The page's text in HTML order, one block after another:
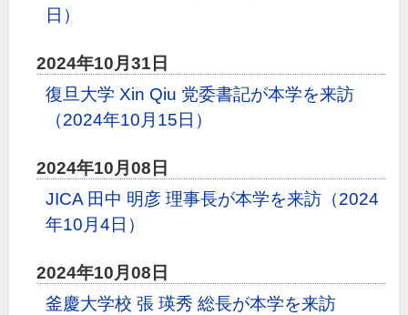
日）
2024年10月31日
復旦大学 Xin Qiu 党委書記が本学を来訪
（2024年10月15日）
2024年10月08日
JICA 田中 明彦 理事長が本学を来訪（2024
年10月4日）
2024年10月08日
釜慶大学校 張 瑛秀 総長が本学を来訪